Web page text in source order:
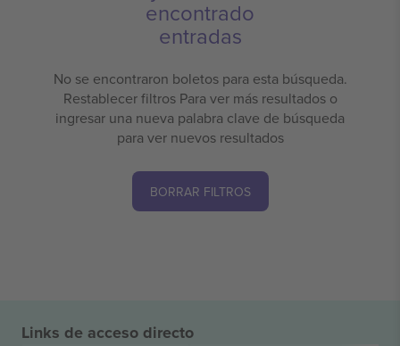
encontrado
entradas
No se encontraron boletos para esta búsqueda.
Restablecer filtros Para ver más resultados o
ingresar una nueva palabra clave de búsqueda
para ver nuevos resultados
BORRAR FILTROS
Links de acceso directo